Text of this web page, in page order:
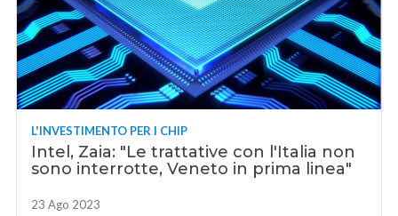
L'INVESTIMENTO PER I CHIP
Intel, Zaia: "Le trattative con l'Italia non
sono interrotte, Veneto in prima linea"
23 Ago 2023